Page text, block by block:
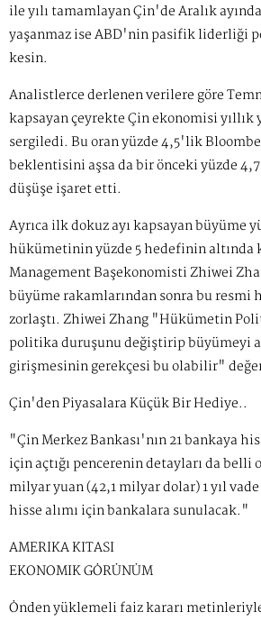
ile yılı tamamlayan Çin'de Aralık
yaşanmaz ise ABD'nin pasifik liderliği
kesin.
Analistlerce derlenen verilere göre
kapsayan çeyrekte Çin ekonomisi yıllık
sergiledi. Bu oran yüzde 4,5'lik
beklentisini aşsa da bir önceki yüzde
düşüşe işaret etti.
Ayrıca ilk dokuz ayı kapsayan büyüme
hükümetinin yüzde 5 hedefinin altında
Management Başekonomisti Zhiwei
büyüme rakamlarından sonra bu resmi
zorlaştı. Zhiwei Zhang "Hükümetin
politika duruşunu değiştirip büyümeyi
girişmesinin gerekçesi bu olabilir"
Çin'den Piyasalara Küçük Bir Hediye..
"Çin Merkez Bankası'nın 21 bankaya
için açtığı pencerenin detayları da
milyar yuan (42,1 milyar dolar) 1 yıl
hisse alımı için bankalara sunulacak."
AMERİKA KITASI
EKONOMİK GÖRÜNÜM
Önden yüklemeli faiz kararı